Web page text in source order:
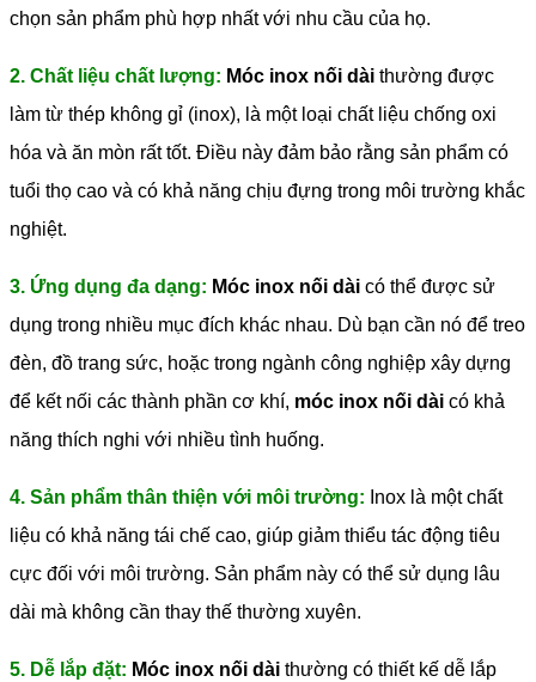
chọn sản phẩm phù hợp nhất với nhu cầu của họ.
2. Chất liệu chất lượng: Móc inox nối dài thường được
làm từ thép không gỉ (inox), là một loại chất liệu chống oxi
hóa và ăn mòn rất tốt. Điều này đảm bảo rằng sản phẩm có
tuổi thọ cao và có khả năng chịu đựng trong môi trường khắc
nghiệt.
3. Ứng dụng đa dạng: Móc inox nối dài có thể được sử
dụng trong nhiều mục đích khác nhau. Dù bạn cần nó để treo
đèn, đồ trang sức, hoặc trong ngành công nghiệp xây dựng
để kết nối các thành phần cơ khí, móc inox nối dài có khả
năng thích nghi với nhiều tình huống.
4. Sản phẩm thân thiện với môi trường: Inox là một chất
liệu có khả năng tái chế cao, giúp giảm thiểu tác động tiêu
cực đối với môi trường. Sản phẩm này có thể sử dụng lâu
dài mà không cần thay thế thường xuyên.
5. Dễ lắp đặt: Móc inox nối dài thường có thiết kế dễ lắp